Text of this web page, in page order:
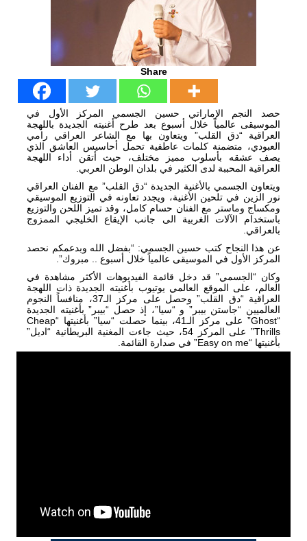
Share
حصد النجم الإماراتي حسين الجسمي المركز الأول في
الموسيقى عالمياً خلال أسبوع بعد طرح أغنيته الجديدة باللهجة
العراقية “دق القلب” ويتعاون بها مع الشاعر العراقي رامي
العبودي، متضمنة كلمات عاطفية تحمل أحاسيس العاشق الذي
يصف عشقه بأسلوب مميز مختلف، حيث أتقن أداء اللهجة
العراقية المحببة لدى الكثير في بلدان الوطن العربي.
ويتعاون الجسمي بالأغنية الجديدة “دق القلب” مع الفنان العراقي
نور الزين في تلحين الأغنية، ويجدد تعاونه في التوزيع الموسيقي
ومكساج وماستر مع الفنان حسام كامل، وقد تميز اللحن والتوزيع
باستخدام الآلات الغربية الى جانب الإيقاع الخليجي الممزوج
بالعراقي.
عن هذا النجاح كتب حسين الجسمي: “بفضل الله وبدعمكم نحصد
المركز الأول في الموسيقى عالمياً خلال أسبوع .. مبروك”.
وكان “الجسمي” قد دخل قائمة الفيديوهات الأكثر مشاهدة في
العالم، على الموقع العالمي يوتيوب بأغنيته الجديدة ذات اللهجة
العراقية “دق القلب” وحصل على مركز الـ37، منافساً النجوم
العالميين “جاستن بيبر” و “سيا”، إذ حصل “بيبر” بأغنيته الجديدة
“Ghost” على مركز الـ41، بينما حصلت “سيا” بأغنيتها “Cheap
Thrills” على المركز 54، حيث جاءت المغنية البريطانية “اديل”
بأغنيتها “Easy on me” في صدارة القائمة.